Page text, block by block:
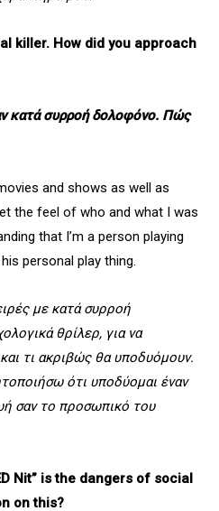
killer. How did you approach
κατά συρροή δολοφόνο. Πώς
and shows as well as
the feel of who and what I was
that I’m a person playing
personal play thing.
με κατά συρροή
θρίλερ, για να
τι ακριβώς θα υποδυόμουν.
ότι υποδύομαι έναν
σαν το προσωπικό του
Nit” is the dangers of social
on this?